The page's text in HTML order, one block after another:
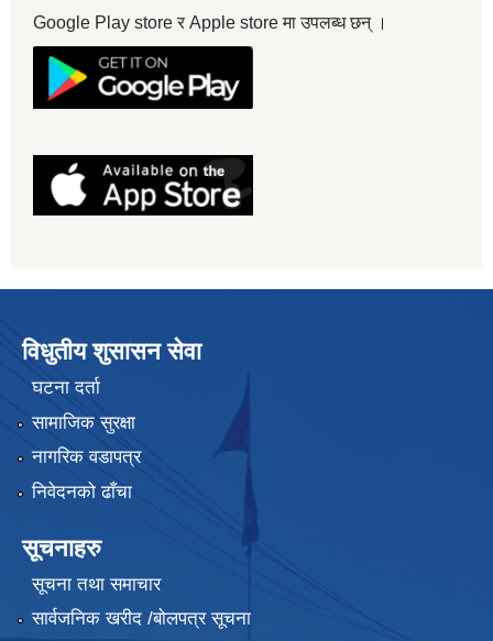
Google Play store र Apple store मा उपलब्ध छन् ।
विधुतीय शुसासन सेवा
घटना दर्ता
सामाजिक सुरक्षा
नागरिक वडापत्र
निवेदनको ढाँचा
सूचनाहरु
सूचना तथा समाचार
सार्वजनिक खरीद /बोलपत्र सूचना